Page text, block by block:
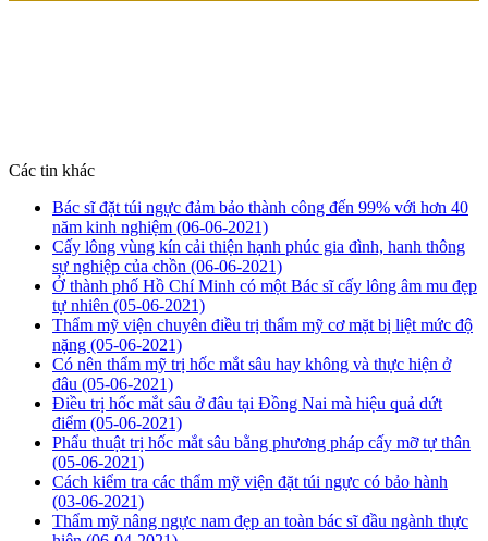
Các tin khác
Bác sĩ đặt túi ngực đảm bảo thành công đến 99% với hơn 40
năm kinh nghiệm (06-06-2021)
Cấy lông vùng kín cải thiện hạnh phúc gia đình, hanh thông
sự nghiệp của chồn (06-06-2021)
Ở thành phố Hồ Chí Minh có một Bác sĩ cấy lông âm mu đẹp
tự nhiên (05-06-2021)
Thẩm mỹ viện chuyên điều trị thẩm mỹ cơ mặt bị liệt mức độ
nặng (05-06-2021)
Có nên thẩm mỹ trị hốc mắt sâu hay không và thực hiện ở
đâu (05-06-2021)
Điều trị hốc mắt sâu ở đâu tại Đồng Nai mà hiệu quả dứt
điểm (05-06-2021)
Phẩu thuật trị hốc mắt sâu bằng phương pháp cấy mỡ tự thân
(05-06-2021)
Cách kiểm tra các thẩm mỹ viện đặt túi ngực có bảo hành
(03-06-2021)
Thẩm mỹ nâng ngực nam đẹp an toàn bác sĩ đầu ngành thực